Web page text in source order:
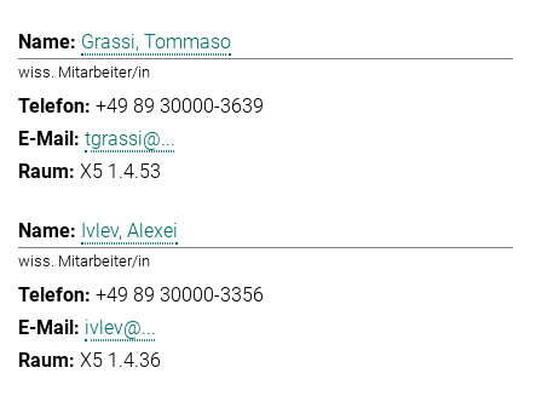
Grassi, Tommaso
wiss. Mitarbeiter/in
+49 89 30000-3639
tgrassi@...
X5 1.4.53
Ivlev, Alexei
wiss. Mitarbeiter/in
+49 89 30000-3356
ivlev@...
X5 1.4.36